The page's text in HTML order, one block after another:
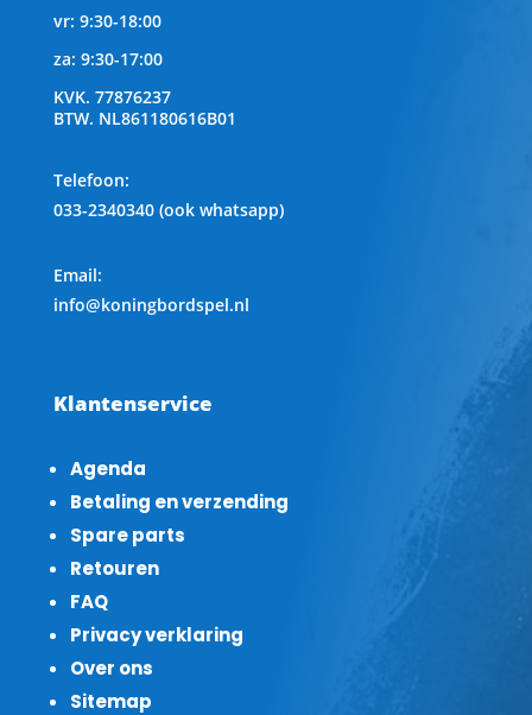
vr: 9:30-18:00
za: 9:30-17:00
KVK. 77876237
BTW. NL861180616B01
Telefoon:
033-2340340 (ook whatsapp)
Email:
info@koningbordspel.nl
Klantenservice
Agenda
Betaling en verzending
Spare parts
Retouren
FAQ
Privacy verklaring
Over ons
Sitemap